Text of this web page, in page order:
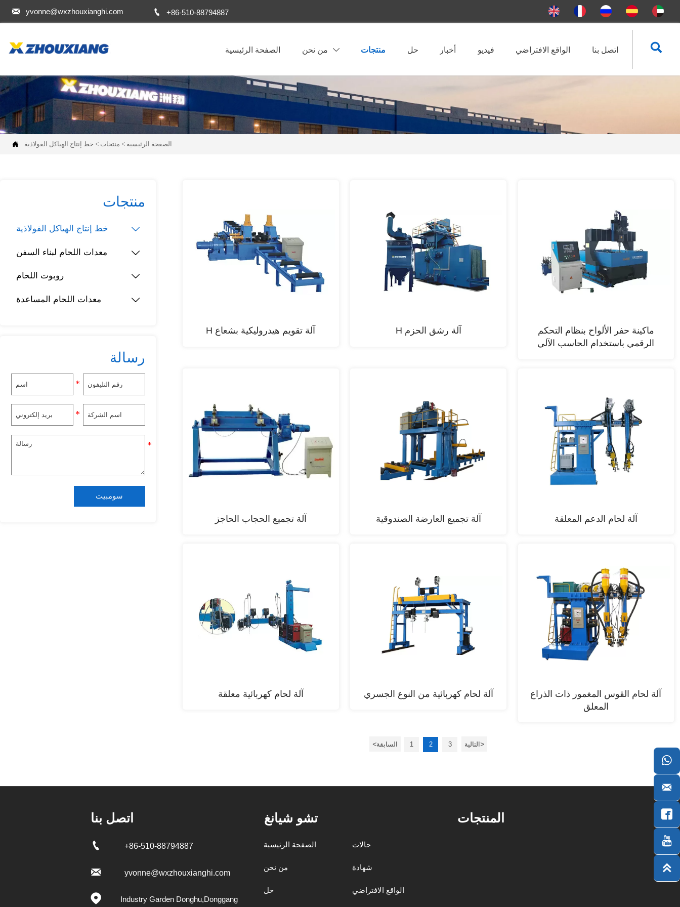
 yvonne@wxzhouxianghi.com  +86-510-88794887
الصفحة الرئيسية من نحن  منتجات حل أخبار فيديو الواقع الافتراضي اتصل بنا 
 الصفحة الرئيسية > منتجات > خط إنتاج الهياكل الفولاذية
منتجات
خط إنتاج الهياكل الفولاذية 
معدات اللحام لبناء السفن 
روبوت اللحام 
معدات اللحام المساعدة 
رسالة
سومبيت
آلة تقويم هيدروليكية بشعاع H آلة رشق الحزم H
ماكينة حفر الألواح بنظام التحكم
الرقمي باستخدام الحاسب الآلي
آلة تجميع الحجاب الحاجز آلة تجميع العارضة الصندوقية آلة لحام الدعم المعلقة
آلة لحام كهربائية معلقة آلة لحام كهربائية من النوع الجسري
آلة لحام القوس المغمور ذات الذراع
المعلق
<السابقة 1 2 3 التالية >
اتصل بنا
 +86-510-88794887
 yvonne@wxzhouxianghi.com
 Industry Garden Donghu,Donggang
تشو شيانغ
الصفحة الرئيسية
من نحن
حل
حالات
شهادة
الواقع الافتراضي
المنتجات




